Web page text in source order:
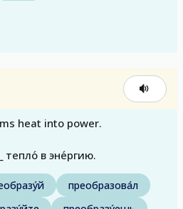
heat into power.
тепло́ в эне́ргию.
преобразова́л